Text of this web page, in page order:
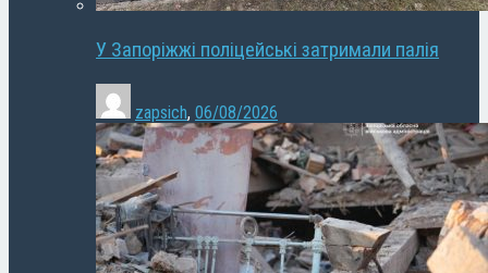
У Запоріжжі поліцейські затримали палія
zapsich, 06/08/2026